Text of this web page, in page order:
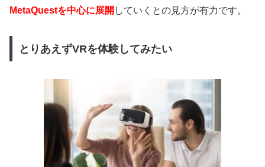
MetaQuestを中心に展開 していくとの見方が有力です。
とりあえずVRを体験してみたい